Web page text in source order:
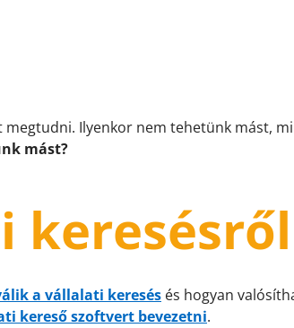
Ilyenkor nem tehetünk mást,
mást?
keresésről
a vállalati keresés és hogyan
kereső szoftvert bevezetni.